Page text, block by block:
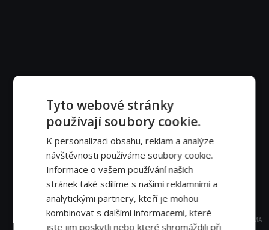
REKLAMA
Tyto webové stránky
používají soubory cookie.
K personalizaci obsahu, reklam a analýze
návštěvnosti používáme soubory cookie.
Informace o vašem používání našich
stránek také sdílíme s našimi reklamními a
analytickými partnery, kteří je mohou
kombinovat s dalšími informacemi, které
jste jim poskytli nebo které shromáždili při